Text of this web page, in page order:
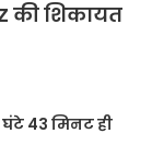
की शिकायत
घंटे 43 मिनट ही